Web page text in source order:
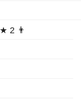
2 👨